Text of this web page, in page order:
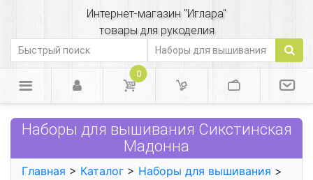
Интернет-магазин "Иглара"
товары для рукоделия
0
Наборы для вышивания Сикстинская
Мадонна
Главная > Каталог > Наборы для вышивания >